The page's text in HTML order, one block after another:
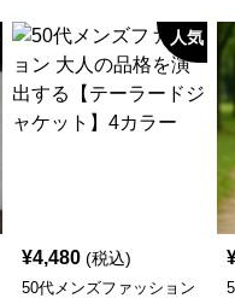
人気
¥4,480 (税込)
50代メンズファッション